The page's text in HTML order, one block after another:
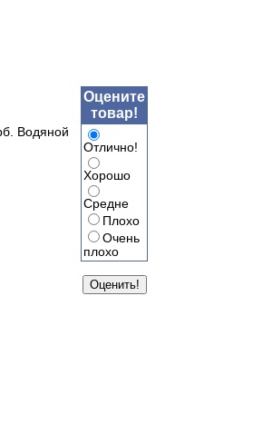
Водяной
Оцените
товар!
Отлично!
Хорошо
Средне
Плохо
Очень
плохо